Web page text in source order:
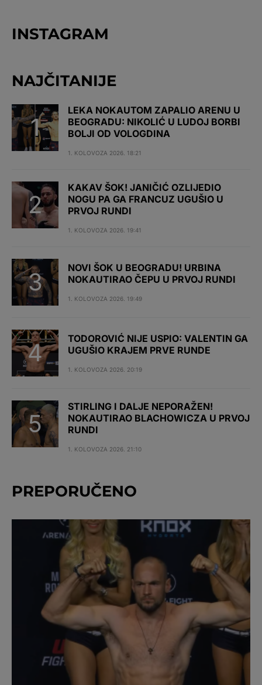
INSTAGRAM
NAJČITANIJE
LEKA NOKAUTOM ZAPALIO ARENU U
BEOGRADU: NIKOLIĆ U LUDOJ BORBI
BOLJI OD VOLOGDINA
1. KOLOVOZA 2026. 18:21
KAKAV ŠOK! JANIČIĆ OZLIJEDIO
NOGU PA GA FRANCUZ UGUŠIO U
PRVOJ RUNDI
1. KOLOVOZA 2026. 19:41
NOVI ŠOK U BEOGRADU! URBINA
NOKAUTIRAO ČEPU U PRVOJ RUNDI
1. KOLOVOZA 2026. 19:49
TODOROVIĆ NIJE USPIO: VALENTIN GA
UGUŠIO KRAJEM PRVE RUNDE
1. KOLOVOZA 2026. 20:19
STIRLING I DALJE NEPORAŽEN!
NOKAUTIRAO BLACHOWICZA U PRVOJ
RUNDI
1. KOLOVOZA 2026. 21:10
PREPORUČENO